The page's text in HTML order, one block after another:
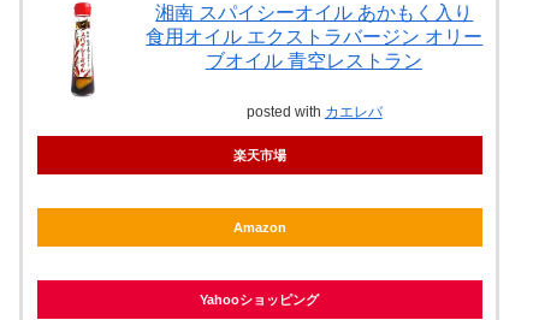
湘南 スパイシーオイル あかもく入り
食用オイル エクストラバージン オリー
ブオイル 青空レストラン
posted with カエレバ
楽天市場
Amazon
Yahooショッピング